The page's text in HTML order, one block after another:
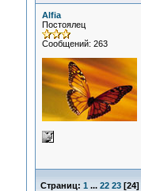
Alfia
Постоялец
Сообщений: 263
Страниц: 1 ... 22 23[24]